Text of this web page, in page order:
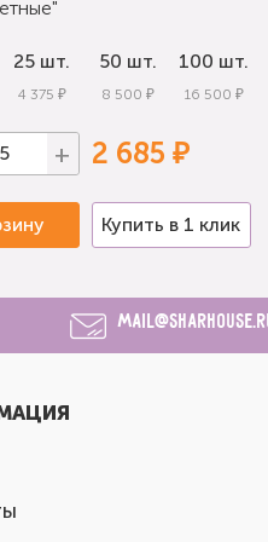
25 шт.
4 375 ₽
50 шт.
8 500 ₽
100 шт.
16 500 ₽
+ 2 685 ₽
Купить в 1 клик